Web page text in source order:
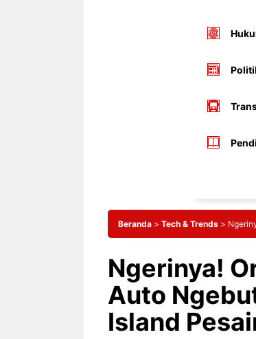
Beranda > Tech & Trends >
Ngerinya!
Auto
Island